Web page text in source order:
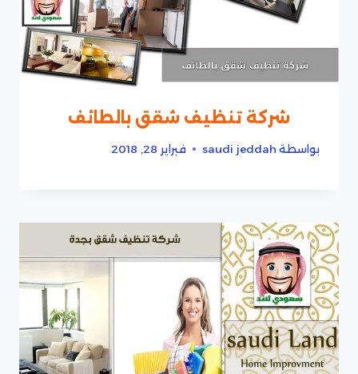
شركة تنظيف شقق بالطائف
بواسطة saudi jeddah فبراير 28, 2018